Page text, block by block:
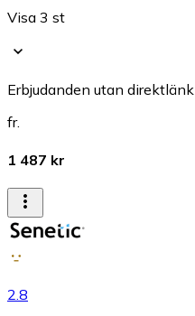
Visa 3 st
Erbjudanden utan direktlänk
fr.
1 487 kr
2.8